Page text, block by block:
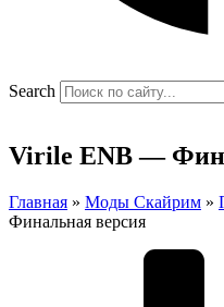
Search
Virile ENB —
Главная » Моды Скайрим »
Финальная версия